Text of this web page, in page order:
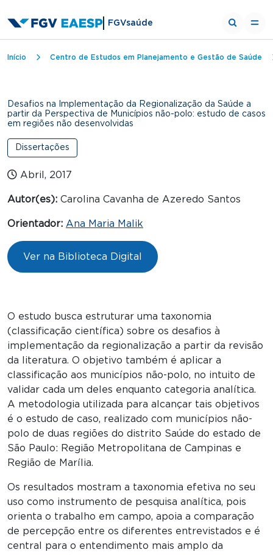
FGVsaúde
Trilha de navegação
Início Centro de Estudos em Planejamento e Gestão de Saúde
Desafios na Implementação da Regionalização da Saúde a
partir da Perspectiva de Municípios não-polo: estudo de casos
em regiões não desenvolvidas
Dissertações
Abril, 2017
Autor(es): Carolina Cavanha de Azeredo Santos
Orientador: Ana Maria Malik
Ver na Biblioteca Digital
O estudo busca estruturar uma taxonomia
(classificação científica) sobre os desafios à
implementação da regionalização a partir da revisão
da literatura. O objetivo também é aplicar a
classificação aos municípios não-polo, no intuito de
validar cada um deles enquanto categoria analítica.
A metodologia utilizada para alcançar tais objetivos
é o estudo de caso, realizado com municípios não-
polo de duas regiões do distrito Saúde do estado de
São Paulo: Região Metropolitana de Campinas e
Região de Marília.
Os resultados mostram a taxonomia efetiva no seu
uso como instrumento de pesquisa analítica, pois
orienta o trabalho em campo, apoia a comparação
de percepção entre os diferentes entrevistados e é
central para o entendimento mais amplo da